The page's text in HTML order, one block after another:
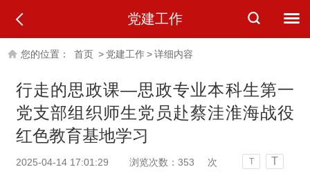
党建工作
您的位置： 首页 > 党建工作>详细内容
行走的思政课—思政专业本科生第一
党支部组织师生党员赴蔡洼淮海战役
红色教育基地学习
2025-04-14 17:01:29 浏览次数： 353 次 T T